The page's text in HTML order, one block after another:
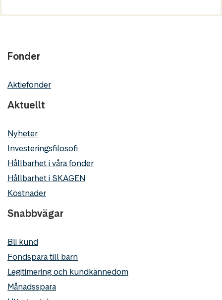
Fonder
Aktiefonder
Aktuellt
Nyheter
Investeringsfilosofi
Hållbarhet i våra fonder
Hållbarhet i SKAGEN
Kostnader
Snabbvägar
Bli kund
Fondspara till barn
Legitimering och kundkännedom
Månadsspara